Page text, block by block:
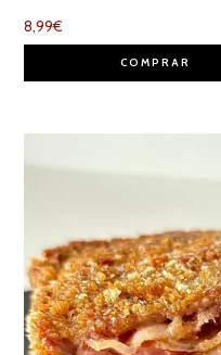
8,99€
COMPRAR